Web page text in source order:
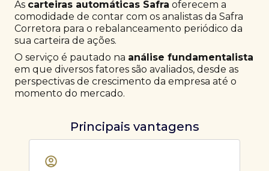
As carteiras automáticas Safra oferecem a
comodidade de contar com os analistas da Safra
Corretora para o rebalanceamento periódico da
sua carteira de ações.
O serviço é pautado na análise fundamentalista
em que diversos fatores são avaliados, desde as
perspectivas de crescimento da empresa até o
momento do mercado.
Principais vantagens